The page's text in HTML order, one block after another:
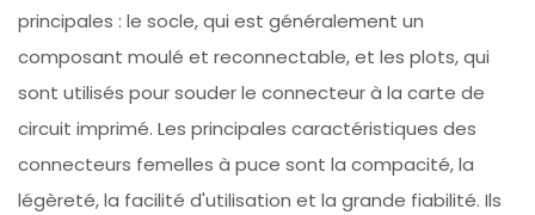
principales : le socle, qui est généralement un
composant moulé et reconnectable, et les plots, qui
sont utilisés pour souder le connecteur à la carte de
circuit imprimé. Les principales caractéristiques des
connecteurs femelles à puce sont la compacité, la
légèreté, la facilité d'utilisation et la grande fiabilité. Ils